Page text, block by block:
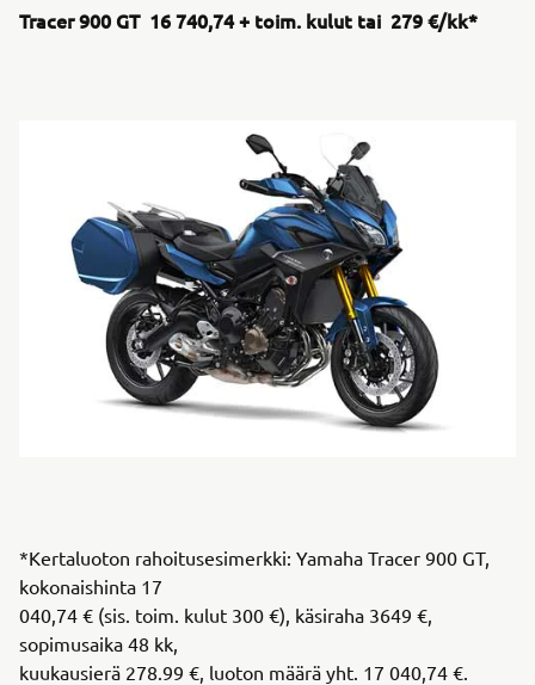
Tracer 900 GT 16 740,74 + toim. kulut tai 279 €/kk*
*Kertaluoton rahoitusesimerkki: Yamaha Tracer 900 GT,
kokonaishinta 17
040,74 € (sis. toim. kulut 300 €), käsiraha 3649 €,
sopimusaika 48 kk,
kuukausierä 278.99 €, luoton määrä yht. 17 040,74 €.